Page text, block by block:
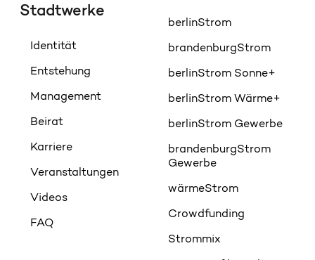
Stadtwerke
Identität
Entstehung
Management
Beirat
Karriere
Veranstaltungen
Videos
FAQ
berlinStrom
brandenburgStrom
berlinStrom Sonne+
berlinStrom Wärme+
berlinStrom Gewerbe
brandenburgStrom
Gewerbe
wärmeStrom
Crowdfunding
Strommix